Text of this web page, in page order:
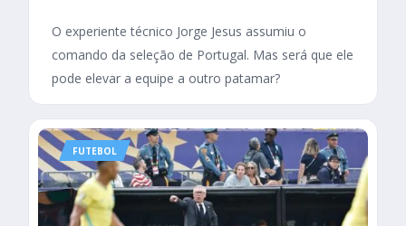
O experiente técnico Jorge Jesus assumiu o
comando da seleção de Portugal. Mas será que ele
pode elevar a equipe a outro patamar?
FUTEBOL